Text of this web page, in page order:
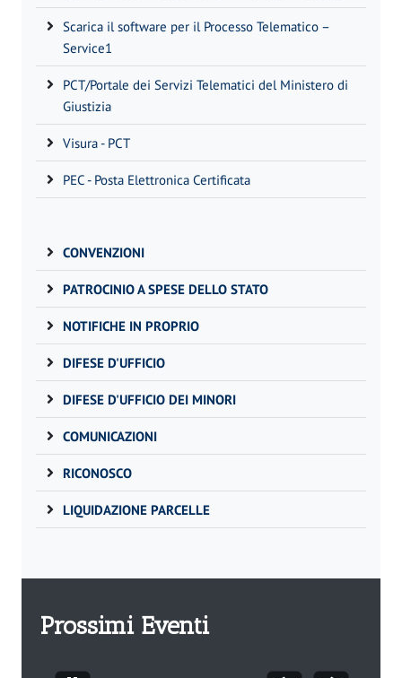
Scarica il software per il Processo Telematico –
Service1
PCT/Portale dei Servizi Telematici del Ministero di
Giustizia
Visura - PCT
PEC - Posta Elettronica Certificata
CONVENZIONI
PATROCINIO A SPESE DELLO STATO
NOTIFICHE IN PROPRIO
DIFESE D'UFFICIO
DIFESE D'UFFICIO DEI MINORI
COMUNICAZIONI
RICONOSCO
LIQUIDAZIONE PARCELLE
Prossimi Eventi